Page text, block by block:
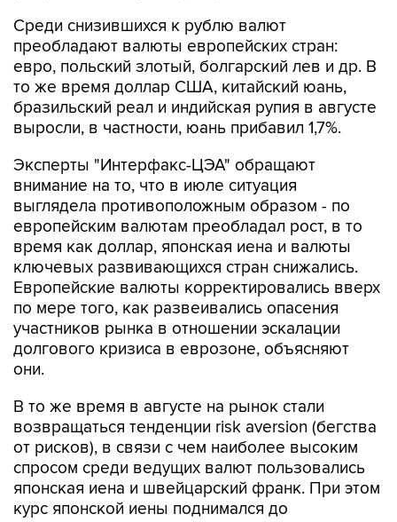
Среди снизившихся к рублю валют
преобладают валюты европейских стран:
евро, польский злотый, болгарский лев и др. В
то же время доллар США, китайский юань,
бразильский реал и индийская рупия в августе
выросли, в частности, юань прибавил 1,7%.
Эксперты "Интерфакс-ЦЭА" обращают
внимание на то, что в июле ситуация
выглядела противоположным образом - по
европейским валютам преобладал рост, в то
время как доллар, японская иена и валюты
ключевых развивающихся стран снижались.
Европейские валюты корректировались вверх
по мере того, как развеивались опасения
участников рынка в отношении эскалации
долгового кризиса в еврозоне, объясняют
они.
В то же время в августе на рынок стали
возвращаться тенденции risk aversion (бегства
от рисков), в связи с чем наиболее высоким
спросом среди ведущих валют пользовались
японская иена и швейцарский франк. При этом
курс японской иены поднимался до